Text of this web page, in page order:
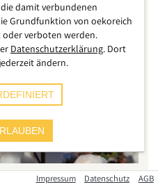
Impressum Datenschutz AGB
damit verbundenen
Grundfunktion von oekoreich
verboten werden.
Datenschutzerklärung. Dort
ändern.